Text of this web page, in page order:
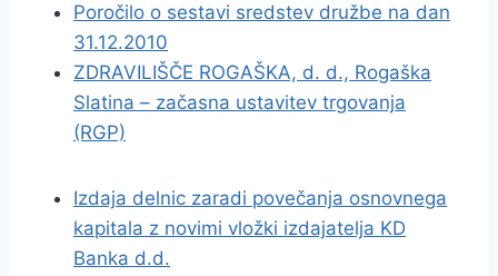
Poročilo o sestavi sredstev družbe na dan
31.12.2010
ZDRAVILIŠČE ROGAŠKA, d. d., Rogaška
Slatina – začasna ustavitev trgovanja
(RGP)
Izdaja delnic zaradi povečanja osnovnega
kapitala z novimi vložki izdajatelja KD
Banka d.d.